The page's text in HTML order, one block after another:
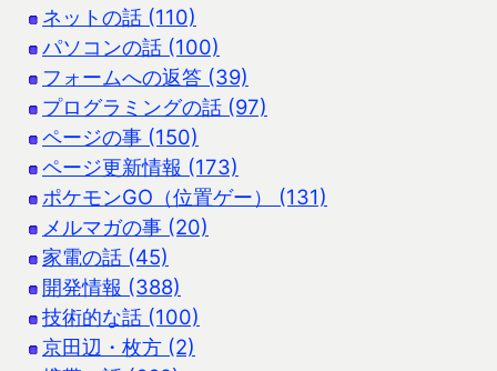
ネットの話 (110)
パソコンの話 (100)
フォームへの返答 (39)
プログラミングの話 (97)
ページの事 (150)
ページ更新情報 (173)
ポケモンGO（位置ゲー） (131)
メルマガの事 (20)
家電の話 (45)
開発情報 (388)
技術的な話 (100)
京田辺・枚方 (2)